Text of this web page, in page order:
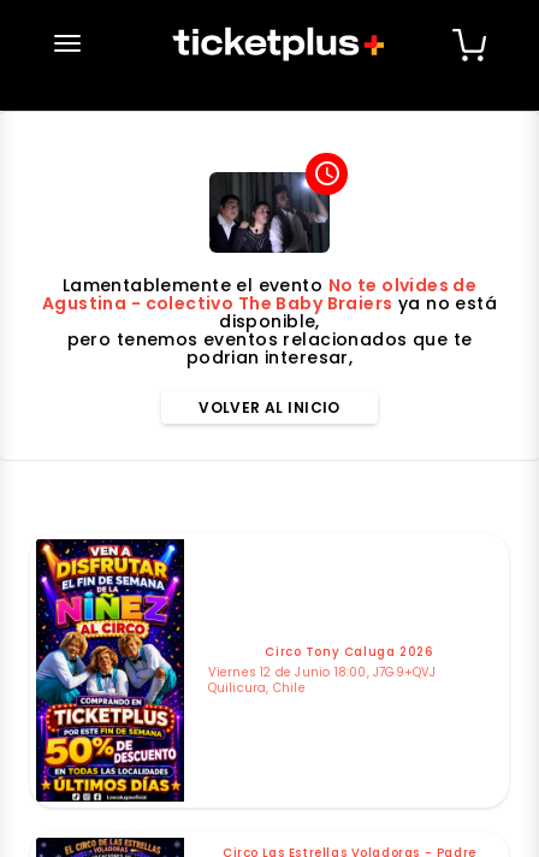
desplegar navegación
access_time
Lamentablemente el evento No te olvides de
Agustina - colectivo The Baby Braiers ya no está
disponible,
pero tenemos eventos relacionados que te
podrian interesar,
VOLVER AL INICIO
Circo Tony Caluga 2026
Viernes 12 de Junio 18:00, J7G9+QVJ
Quilicura, Chile
Circo Las Estrellas Voladoras - Padre